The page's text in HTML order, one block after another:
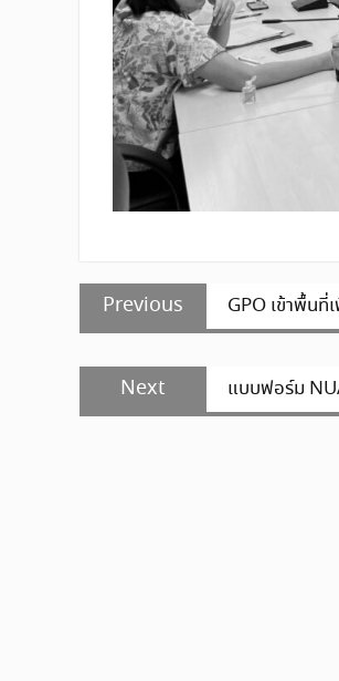
แนะแนว
เรื่อง
Previous
Previous
post:
GPO เข้าพื้น
Next
Next
post:
แบบฟอร์ม